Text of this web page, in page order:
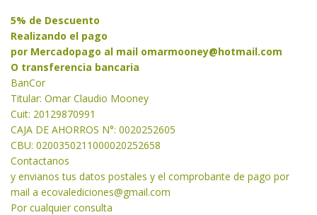
5% de Descuento
Realizando el pago
por Mercadopago al mail omarmooney@hotmail.com
O transferencia bancaria
BanCor
Titular: Omar Claudio Mooney
Cuit: 20129870991
CAJA DE AHORROS N°: 0020252605
CBU: 0200350211000020252658
Contactanos
y envianos tus datos postales y el comprobante de pago por
mail a ecovalediciones@gmail.com
Por cualquier consulta